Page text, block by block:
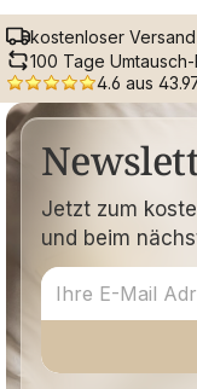
kostenloser Versand
100 Tage
4.6 aus
Jetzt zum
und beim